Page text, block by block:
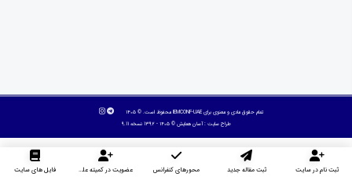
تمام حقوق مادی و معنوی برای IEMCONF-UAE محفوظ است. © ۱۴۰۵
طراح سایت :آسان همایش © ۱۴۰۵ - 1392 نسخه 9.11
ثبت نام در سایت ثبت مقاله جدید محورهای کنفرانس عضویت در کمیته علمی داوران فایل های سایت